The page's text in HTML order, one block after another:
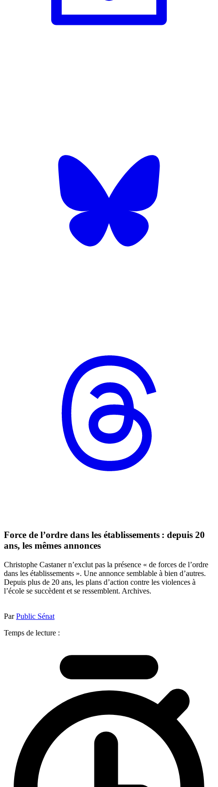
Force de l’ordre dans les établissements : depuis 20
ans, les mêmes annonces
Christophe Castaner n’exclut pas la présence « de forces de l’ordre
dans les établissements ». Une annonce semblable à bien d’autres.
Depuis plus de 20 ans, les plans d’action contre les violences à
l’école se succèdent et se ressemblent. Archives.
ParPublic Sénat
Temps de lecture :